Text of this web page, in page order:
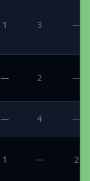
1 3 —
— 2 —
— 4 —
1 — 2